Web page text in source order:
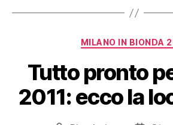
MILANO IN BIONDA
Tutto pronto
2011: ecco la